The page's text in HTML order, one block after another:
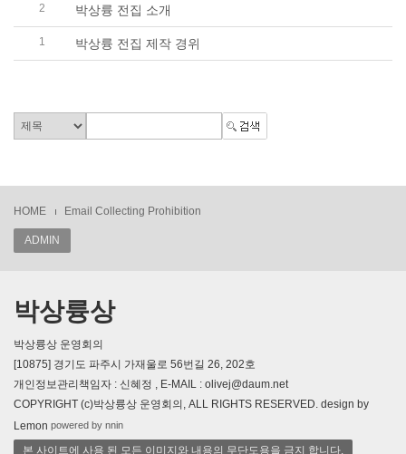
2 박상륭 전집 소개
1 박상륭 전집 제작 경위
HOME Email Collecting Prohibition
ADMIN
박상륭상
박상륭상 운영회의
[10875] 경기도 파주시 가재울로 56번길 26, 202호
개인정보관리책임자 : 신혜정 , E-MAIL : olivej@daum.net
COPYRIGHT (c)박상륭상 운영회의, ALL RIGHTS RESERVED. design by
Lemon powered by nnin
본 사이트에 사용 된 모든 이미지와 내용의 무단도용을 금지 합니다.